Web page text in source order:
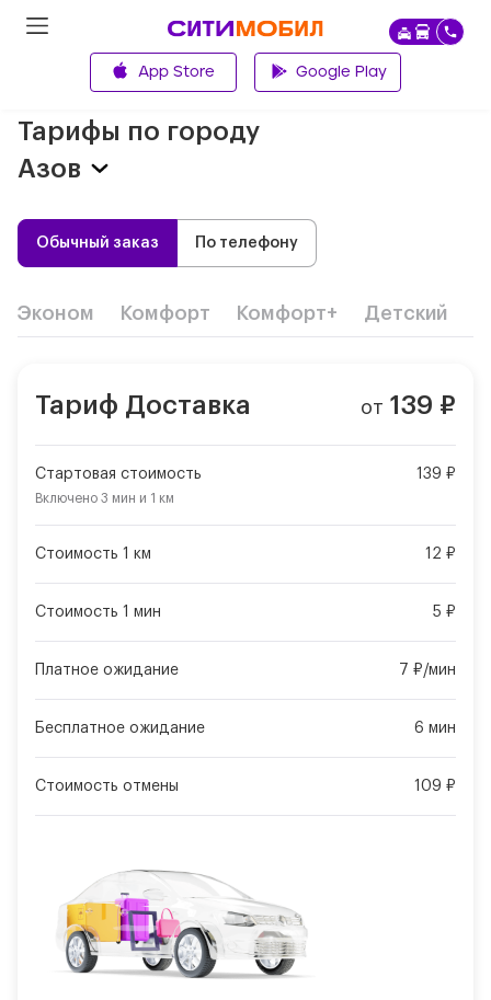
App Store Google Play
Тарифы по городу
Азов
Обычный заказ По телефону
Эконом Комфорт Комфорт+ Детский
Тариф Доставка от 139 ₽
Стартовая стоимость 139 ₽
Включено 3 мин и 1 км
Стоимость 1 км 12 ₽
Стоимость 1 мин 5 ₽
Платное ожидание 7 ₽/мин
Бесплатное ожидание 6 мин
Стоимость отмены 109 ₽